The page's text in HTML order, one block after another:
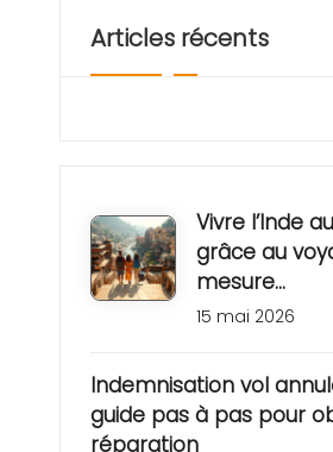
a
s
o
u
s
Articles récents
Vivre l’Inde
grâce au
mesure…
15 mai 2026
Indemnisation vol
guide pas à pas pour
réparation